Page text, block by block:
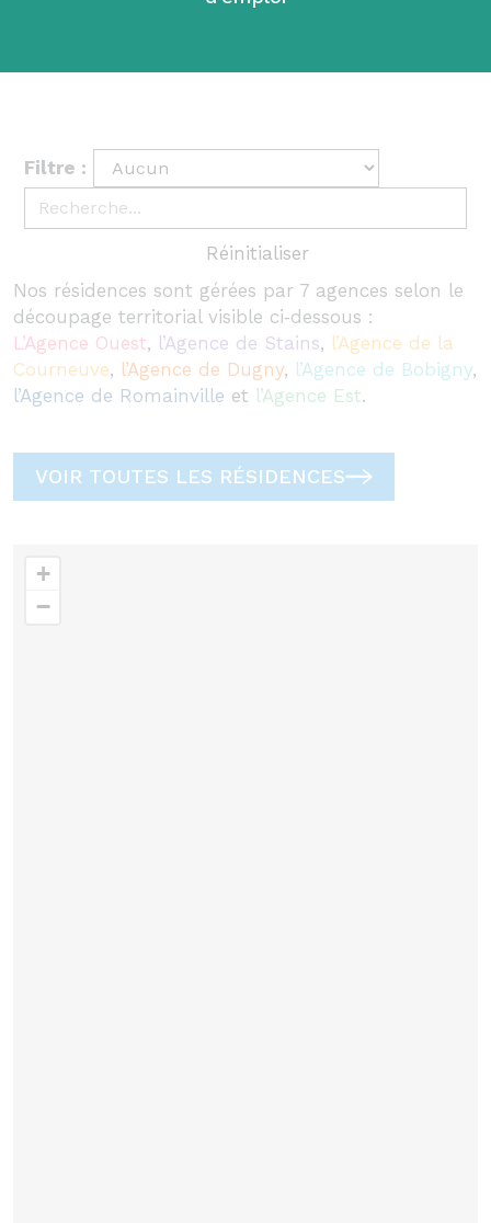
Filtre :
Réinitialiser
Nos résidences sont gérées par 7 agences selon le
découpage territorial visible ci‑dessous :
L’Agence Ouest, l’Agence de Stains, l’Agence de la
Courneuve, l’Agence de Dugny, l’Agence de Bobigny,
l’Agence de Romainville et l’Agence Est.
VOIR TOUTES LES RÉSIDENCES
+
−